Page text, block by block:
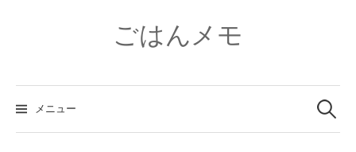
ス
キ
ごはんメモ
メニュー
索: